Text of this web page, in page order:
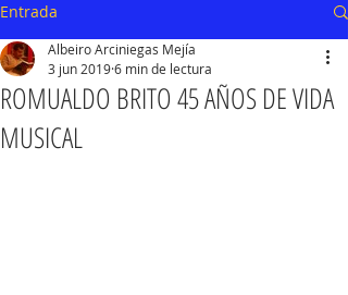
Entrada
ROMUALDO BRITO 45 AÑOS DE VIDA
MUSICAL
Albeiro Arciniegas Mejía
3 jun 20196 min de lectura